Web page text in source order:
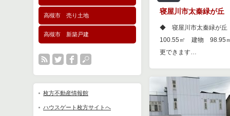
高槻市 売り土地
高槻市 新築戸建
枚方不動産情報館
ハウスゲート枚方サイトへ
寝屋川市太秦緑が
◆ 寝屋川市太秦緑が
100.55㎡ 建物 98.95
更できます…